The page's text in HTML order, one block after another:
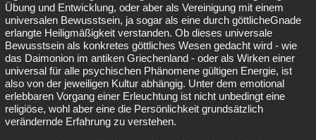
Übung und Entwicklung, oder aber als Vereinigung mit einem
universalen Bewusstsein, ja sogar als eine durch göttlicheGnade
erlangte Heiligmäßigkeit verstanden. Ob dieses universale
Bewusstsein als konkretes göttliches Wesen gedacht wird - wie
das Daimonion im antiken Griechenland - oder als Wirken einer
universal für alle psychischen Phänomene gültigen Energie, ist
also von der jeweiligen Kultur abhängig. Unter dem emotional
erlebbaren Vorgang einer Erleuchtung ist nicht unbedingt eine
religiöse, wohl aber eine die Persönlichkeit grundsätzlich
verändernde Erfahrung zu verstehen.